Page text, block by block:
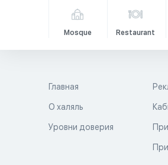
Mosque Restaurant
Главная
О халяль
Уровни доверия